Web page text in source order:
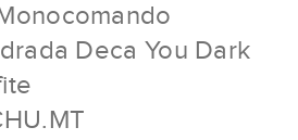
Deca You Dark